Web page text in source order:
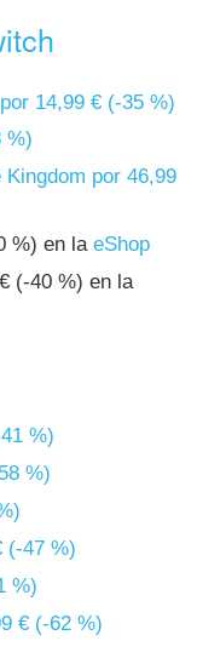
14,99 € (-35 %)
%)
por 46,99
%) en laeShop
(-40 %) en la
%)
%)
(-47 %)
%)
€ (-62 %)